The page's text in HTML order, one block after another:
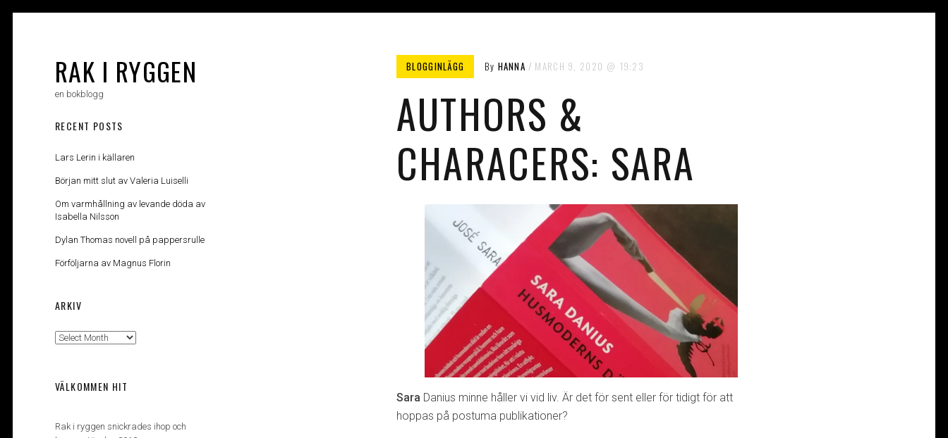
RAK I RYGGEN
en bokblogg
BLOGGINLÄGG By HANNA MARCH 9, 2020 19:23
AUTHORS &
CHARACERS: SARA
Sara Danius minne håller vi vid liv. Är det för sent eller för tidigt för att
hoppas på postuma publikationer?
RECENT POSTS
Lars Lerin i källaren
Början mitt slut av Valeria Luiselli
Om varmhållning av levande döda av
Isabella Nilsson
Dylan Thomas novell på pappersrulle
Förföljarna av Magnus Florin
ARKIV
Arkiv
VÄLKOMMEN HIT
Rak i ryggen snickrades ihop och